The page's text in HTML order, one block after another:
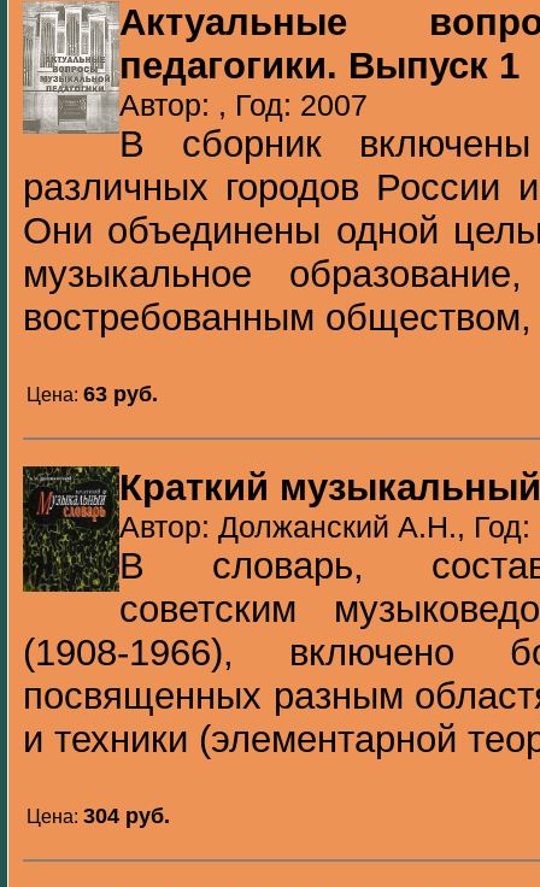
Актуальные
педагогики. Выпуск 1
Автор: , Год: 2007
В сборник
различных городов России
Они объединены одной
музыкальное
востребованным
Цена: 63 pуб.
Краткий
Автор: Должанский А.Н., Год:
В словарь,
советским
(1908-1966), включено
посвященных разным
и техники (элементарной
Цена: 304 pуб.